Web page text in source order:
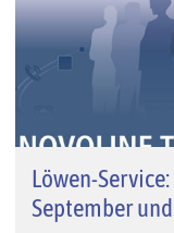
Löwen-
September